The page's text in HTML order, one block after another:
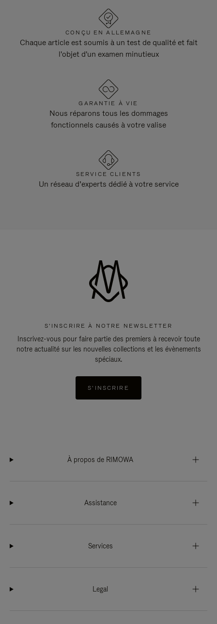
CONÇU EN ALLEMAGNE
Chaque article est soumis à un test de qualité et fait
l'objet d'un examen minutieux
GARANTIE À VIE
Nous réparons tous les dommages
fonctionnels causés à votre valise
SERVICE CLIENTS
Un réseau d’experts dédié à votre service
S'INSCRIRE À NOTRE NEWSLETTER
Inscrivez-vous pour faire partie des premiers à recevoir toute
notre actualité sur les nouvelles collections et les évènements
spéciaux.
S'INSCRIRE
À propos de RIMOWA
Assistance
Services
Legal